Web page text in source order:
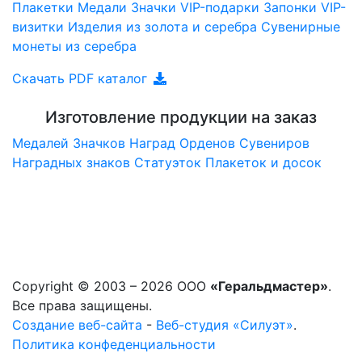
Плакетки Медали Значки VIP-подарки Запонки VIP-
визитки Изделия из золота и серебра Сувенирные
монеты из серебра
Скачать PDF каталог
Изготовление продукции на заказ
Медалей Значков Наград Орденов Сувениров
Наградныx знаков Статуэток Плакеток и досок
Copyright © 2003 – 2026 ООО «Геральдмастер».
Все права защищены.
Создание веб-сайта - Веб-студия «Силуэт».
Политика конфеденциальности